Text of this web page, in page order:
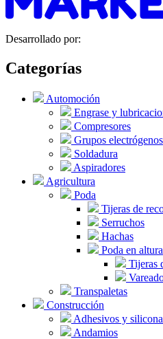
Desarrollado por:
Categorías
Automoción
Engrase y
Compresores
Grupos electrógenos
Soldadura
Aspiradores
Agricultura
Poda
Tijeras de
Serruchos
Hachas
Poda en altura
Tijeras
Transpaletas
Construcción
Adhesivos y
Andamios